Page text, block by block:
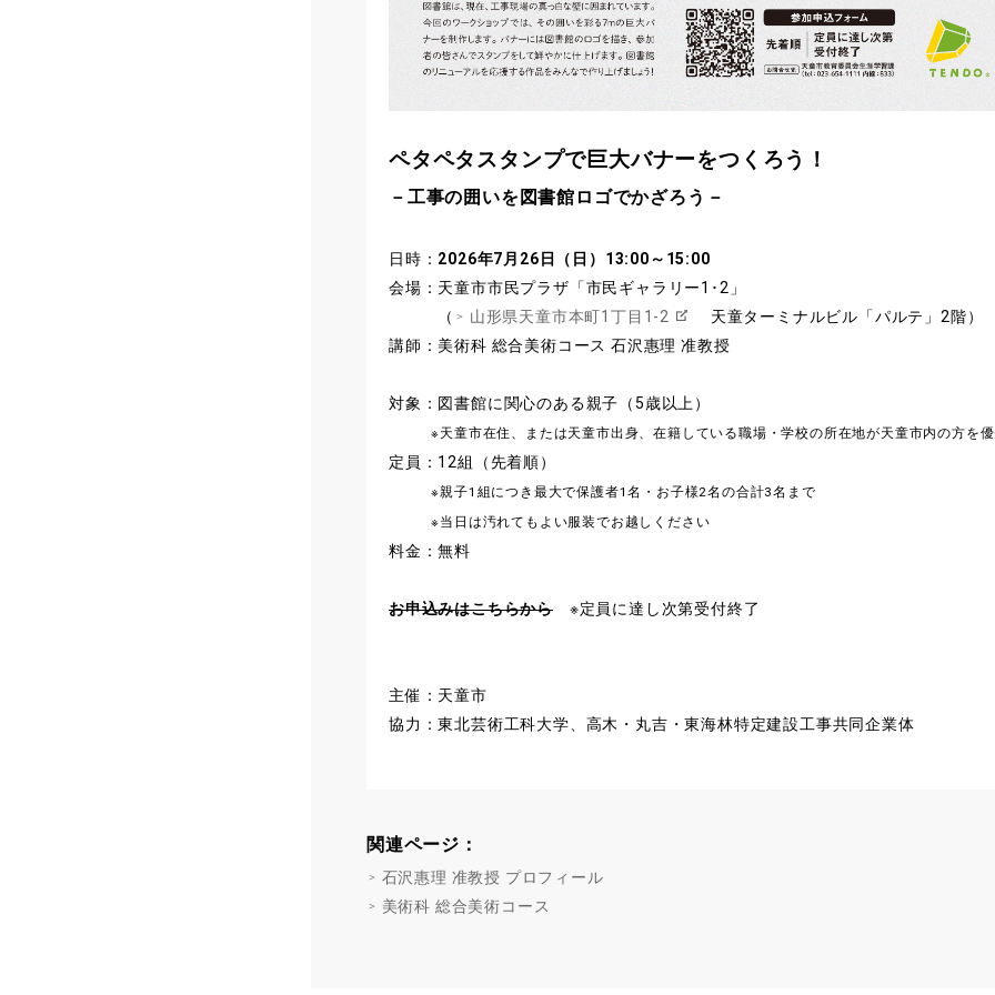
ペタペタスタンプで巨大バナーをつくろう！
－ 工事の囲いを図書館ロゴでかざろう －
日時： 2026年7月26日（日）13:00～15:00
会場：天童市市民プラザ「市民ギャラリー1･2」
（
山形県天童市本町1丁目1-2
天童ターミナルビル「パルテ」2階）
講師：美術科 総合美術コース 石沢惠理 准教授
対象：図書館に関心のある親子（5歳以上）
※天童市在住、または天童市出身、在籍している職場・学校の所在地が天童市内の方を
定員：12組（先着順）
※親子1組につき最大で保護者1名・お子様2名の合計3名まで
※当日は汚れてもよい服装でお越しください
料金：無料
お申込みはこちらから ※定員に達し次第受付終了
主催：天童市
協力：東北芸術工科大学、高木・丸吉・東海林特定建設工事共同企業体
関連ページ：
石沢惠理 准教授 プロフィール
美術科 総合美術コース